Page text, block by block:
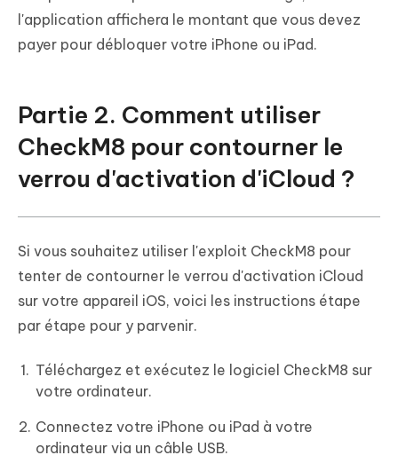
l'application affichera le montant que vous devez
payer pour débloquer votre iPhone ou iPad.
Partie 2. Comment utiliser
CheckM8 pour contourner le
verrou d'activation d'iCloud ?
Si vous souhaitez utiliser l'exploit CheckM8 pour
tenter de contourner le verrou d'activation iCloud
sur votre appareil iOS, voici les instructions étape
par étape pour y parvenir.
Téléchargez et exécutez le logiciel CheckM8 sur
votre ordinateur.
Connectez votre iPhone ou iPad à votre
ordinateur via un câble USB.